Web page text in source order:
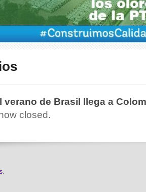
verano de Brasil llega a
closed.
.